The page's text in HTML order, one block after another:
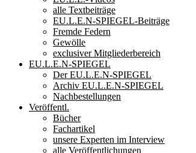
alle Textbeiträge
EU.L.E.N-SPIEGEL-Beiträge
Fremde Federn
Gewölle
exclusiver Mitgliederbereich
EU.L.E.N-SPIEGEL
Der EU.L.E.N-SPIEGEL
Archiv EU.L.E.N-SPIEGEL
Nachbestellungen
Veröffentl.
Bücher
Fachartikel
unsere Experten im Interview
alle Veröffentlichungen